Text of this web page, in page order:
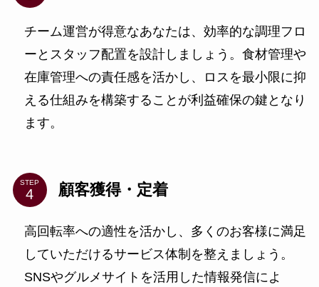
チーム運営が得意なあなたは、効率的な調理フロ
ーとスタッフ配置を設計しましょう。食材管理や
在庫管理への責任感を活かし、ロスを最小限に抑
える仕組みを構築することが利益確保の鍵となり
ます。
STEP 顧客獲得・定着
高回転率への適性を活かし、多くのお客様に満足
していただけるサービス体制を整えましょう。
SNSやグルメサイトを活用した情報発信によ